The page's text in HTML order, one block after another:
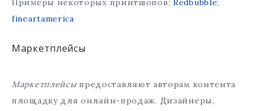
Примеры некоторых принтшопов: Redbubble;
fineartamerica
Маркетплейсы
Маркетплейсыпредоставляют авторам контента
площадку для онлайн-продаж. Дизайнеры,